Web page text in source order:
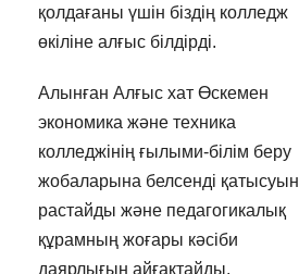
қолдағаны үшін біздің колледж
өкіліне алғыс білдірді.
Алынған Алғыс хат Өскемен
экономика және техника
колледжінің ғылыми-білім беру
жобаларына белсенді қатысуын
растайды және педагогикалық
құрамның жоғары кәсіби
даярлығын айғақтайды.